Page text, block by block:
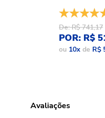
De: R$ 741,17
POR: R$
ou 10x de R$
Avaliações